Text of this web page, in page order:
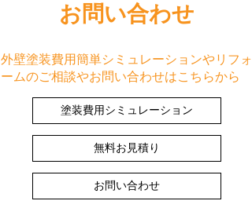
お問い合わせ
外壁塗装費用簡単シミュレーションやリフォ
ームのご相談やお問い合わせはこちらから
塗装費用シミュレーション
無料お見積り
お問い合わせ